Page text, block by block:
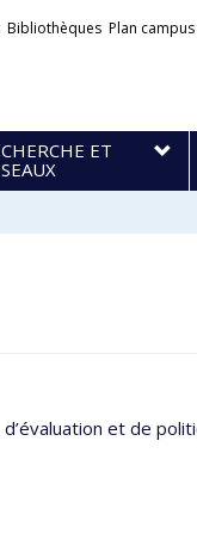
Bibliothèques Plan campus
ET
et de